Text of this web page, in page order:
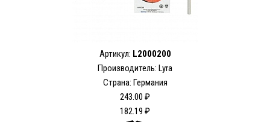
Артикул: L2000200
Производитель: Lyra
Страна: Германия
243.00 ₽
182.19 ₽